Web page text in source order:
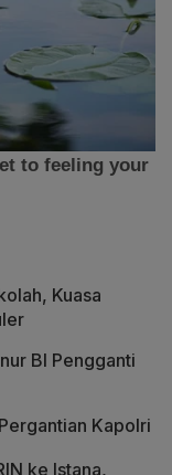
Kuasa
BI Pengganti
Kapolri
ke Istana,